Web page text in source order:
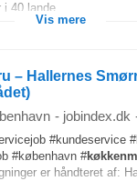
40 lande.
Vis mere
– Hallernes
- jobindex.dk
#kundeservice
#københavn #
er håndteret af: